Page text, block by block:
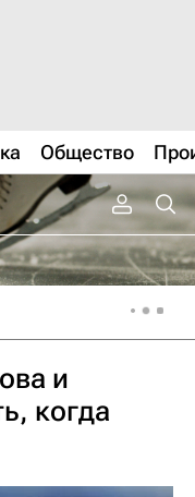
Общество
и
когда